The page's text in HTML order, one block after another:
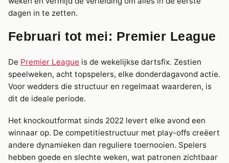
dagen in te zetten.
Februari tot mei: Premier League
De Premier League is de wekelijkse dartsfix. Zestien
speelweken, acht topspelers, elke donderdagavond actie.
Voor wedders die structuur en regelmaat waarderen, is
dit de ideale periode.
Het knockoutformat sinds 2022 levert elke avond een
winnaar op. De competitiestructuur met play-offs creëert
andere dynamieken dan reguliere toernooien. Spelers
hebben goede en slechte weken, wat patronen zichtbaar